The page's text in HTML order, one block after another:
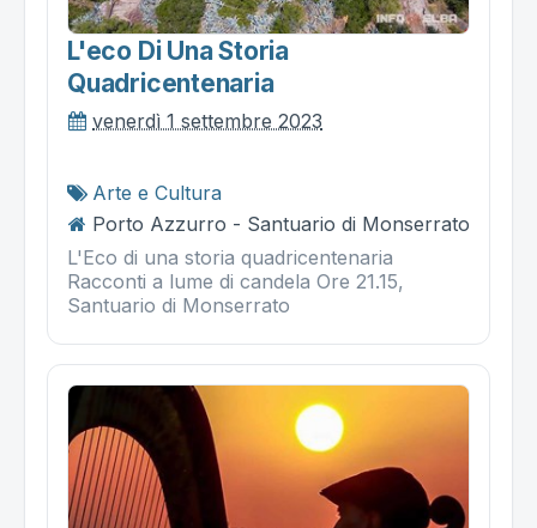
L'eco Di Una Storia
Quadricentenaria
venerdì 1 settembre 2023
Arte e Cultura
Porto Azzurro - Santuario di Monserrato
L'Eco di una storia quadricentenaria
Racconti a lume di candela Ore 21.15,
Santuario di Monserrato